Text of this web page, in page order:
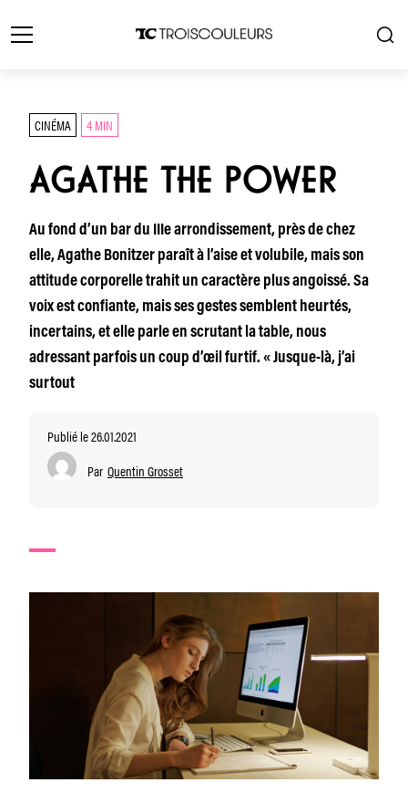
CINÉMA 4 MIN
AGATHE THE POWER
Au fond d’un bar du IIIe arrondissement, près de chez
elle, Agathe Bonitzer paraît à l’aise et volubile, mais son
attitude corporelle trahit un caractère plus angoissé. Sa
voix est confiante, mais ses gestes semblent heurtés,
incertains, et elle parle en scrutant la table, nous
adressant parfois un coup d’œil furtif. « Jusque-là, j’ai
surtout
Publié le 26.01.2021
Par Quentin Grosset